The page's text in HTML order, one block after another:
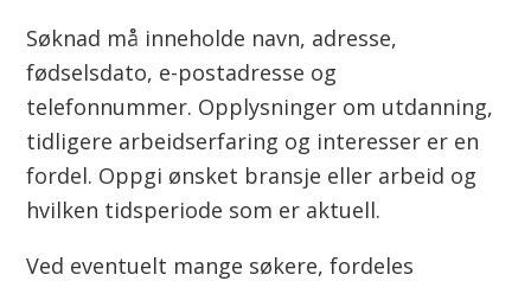
Søknad må inneholde navn, adresse,
fødselsdato, e-postadresse og
telefonnummer. Opplysninger om utdanning,
tidligere arbeidserfaring og interesser er en
fordel. Oppgi ønsket bransje eller arbeid og
hvilken tidsperiode som er aktuell.
Ved eventuelt mange søkere, fordeles